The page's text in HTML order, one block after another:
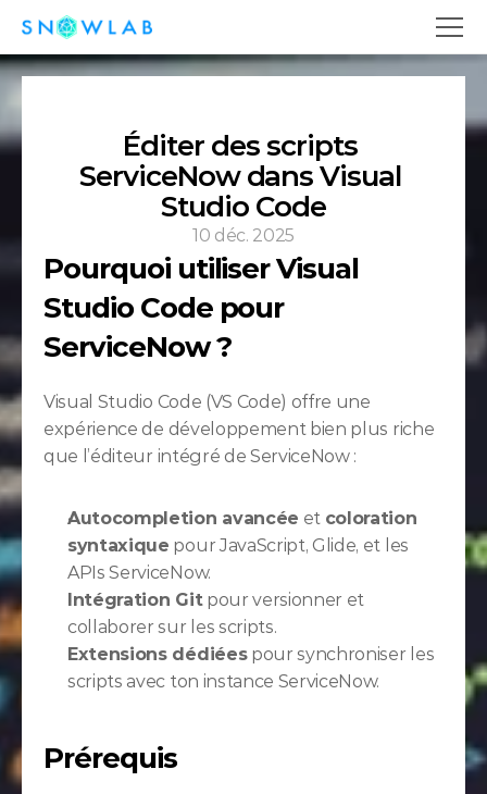
Éditer des scripts
ServiceNow dans Visual
Studio Code
10 déc. 2025
Pourquoi utiliser Visual
Studio Code pour
ServiceNow ?
Visual Studio Code (VS Code) offre une
expérience de développement bien plus riche
que l’éditeur intégré de ServiceNow :
Autocompletion avancée et coloration
syntaxique pour JavaScript, Glide, et les
APIs ServiceNow.
Intégration Git pour versionner et
collaborer sur les scripts.
Extensions dédiées pour synchroniser les
scripts avec ton instance ServiceNow.
Prérequis